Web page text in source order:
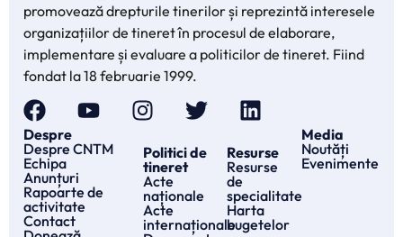
promovează drepturile tinerilor și reprezintă interesele
organizațiilor de tineret în procesul de elaborare,
implementare și evaluare a politicilor de tineret. Fiind
fondat la 18 februarie 1999.
Despre
Despre CNTM
Echipa
Anunțuri
Rapoarte de
activitate
Contact
Politici de
tineret
Acte
naționale
Acte
internaționale
Resurse
Resurse
de
specialitate
Harta
bugetelor
Media
Noutăți
Evenimente